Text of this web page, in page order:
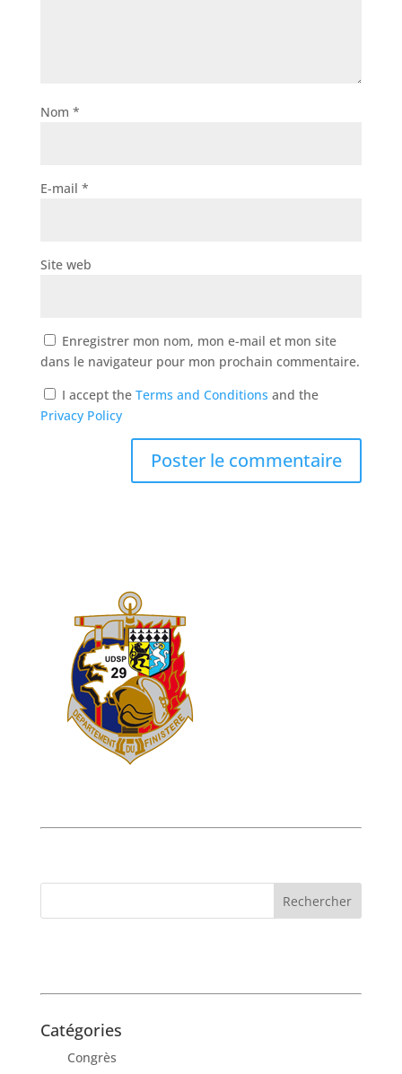
Nom *
E-mail *
Site web
Enregistrer mon nom, mon e-mail et mon site
dans le navigateur pour mon prochain commentaire.
I accept the Terms and Conditions and the
Privacy Policy
Catégories
Congrès